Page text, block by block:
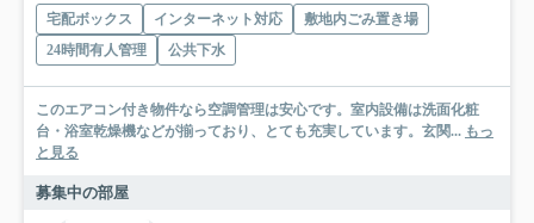
宅配ボックス インターネット対応
敷地内ごみ置き場
24時間有人管理
公共下水
このエアコン付き物件なら空調管理は安心です。室内設備は洗面化粧
台・浴室乾燥機などが揃っており、とても充実しています。玄関... もっ
と見る
募集中の部屋